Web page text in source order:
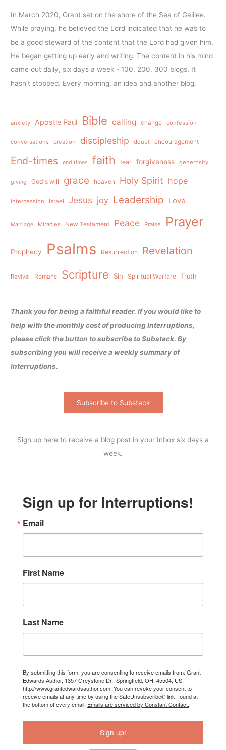
In March 2020, Grant sat on the shore of the Sea of Galilee.
While praying, he believed the Lord indicated that he was to
be a good steward of the content that the Lord had given him.
He began getting up early and writing. The content in his mind
came out daily, six days a week - 100, 200, 300 blogs. It
hasn't stopped. Every morning, an idea and another blog.
anxiety Apostle Paul Bible calling change confession
conversations creation discipleship doubt encouragement
End-times end times faith fear forgiveness generosity
giving God's will grace heaven Holy Spirit hope
intercession Israel Jesus joy Leadership Love
Marriage Miracles New Testament Peace Praise Prayer
Prophecy Psalms Resurrection Revelation
Revival Romans Scripture Sin Spiritual Warfare Truth
Thank you for being a faithful reader. If you would like to
help with the monthly cost of producing Interruptions,
please click the button to subscribe to Substack. By
subscribing you will receive a weekly summary of
Interruptions.
Subscribe to Substack
Sign up here to receive a blog post in your Inbox six days a
week.
Sign up for Interruptions!
Email
First Name
Last Name
By submitting this form, you are consenting to receive emails from: Grant
Edwards Author, 1357 Greystone Dr., Springfield, OH, 45504, US,
http://www.grantedwardsauthor.com. You can revoke your consent to
receive emails at any time by using the SafeUnsubscribe® link, found at
the bottom of every email. Emails are serviced by Constant Contact.
Sign up!